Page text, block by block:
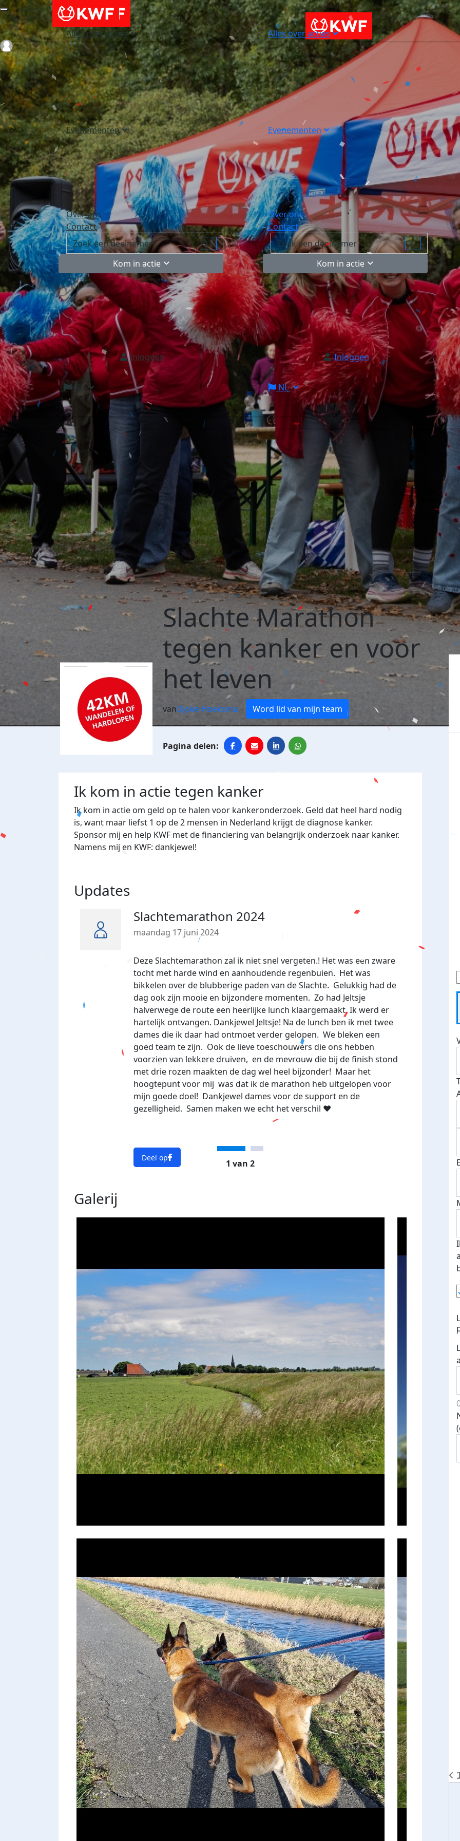
Alles over acties
Evenementen
Over ons
Contact
Kom in actie
Inloggen
NL
Alles over acties
Evenementen
Over ons
Contact
Kom in actie
Inloggen
NL
Login
Slachte Marathon
tegen kanker en voor
het leven
vanDjoke Hoeksma Word lid van mijn team
Ik kom in actie tegen kanker
Ik kom in actie om geld op te halen voor kankeronderzoek. Geld dat heel hard nodig
is, want maar liefst 1 op de 2 mensen in Nederland krijgt de diagnose kanker.
Sponsor mij en help KWF met de financiering van belangrijk onderzoek naar kanker.
Namens mij en KWF: dankjewel!
Updates
Slachtemarathon 2024
maandag 17 juni 2024
Deze Slachtemarathon zal ik niet snel vergeten.! Het was een zware
tocht met harde wind en aanhoudende regenbuien. Het was
bikkelen over de blubberige paden van de Slachte. Gelukkig had de
dag ook zijn mooie en bijzondere momenten. Zo had Jeltsje
halverwege de route een heerlijke lunch klaargemaakt. Ik werd er
hartelijk ontvangen. Dankjewel Jeltsje! Na de lunch ben ik met twee
dames die ik daar had ontmoet verder gelopen. We bleken een
goed team te zijn. Ook de lieve toeschouwers die ons hebben
voorzien van lekkere druiven, en de mevrouw die bij de finish stond
met drie rozen maakten de dag wel heel bijzonder! Maar het
hoogtepunt voor mij was dat ik de marathon heb uitgelopen voor
mijn goede doel! Dankjewel dames voor de support en de
gezelligheid. Samen maken we echt het verschil ❤
Deel op
1 van 2
Galerij